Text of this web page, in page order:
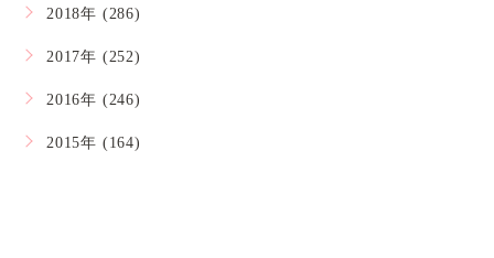
2018年 (286)
2017年 (252)
2016年 (246)
2015年 (164)